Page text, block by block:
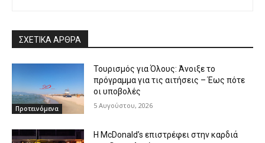
ΣΧΕΤΙΚΑ ΑΡΘΡΑ
Προτεινόμενα
Τουρισμός για Όλους: Άνοιξε το
πρόγραμμα για τις αιτήσεις – Έως πότε
οι υποβολές
5 Αυγούστου, 2026
Η McDonald’s επιστρέφει στην καρδιά